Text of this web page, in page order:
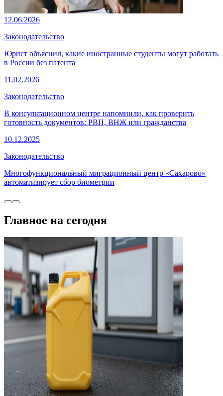
12.06.2026
Законодательство
Юрист объяснил, какие иностранные студенты могут работать
в России без патента
11.02.2026
Законодательство
В консультационном центре напомнили, как проверить
готовность документов: РВП, ВНЖ или гражданства
10.12.2025
Законодательство
Многофункциональный миграционный центр «Сахарово»
автоматизирует сбор биометрии
Главное на сегодня